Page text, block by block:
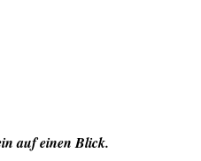
auf einen Blick.